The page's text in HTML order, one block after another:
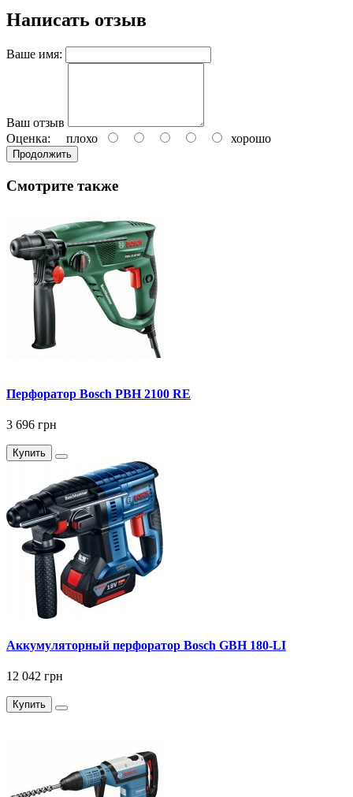
Написать отзыв
Ваше имя:
Ваш отзыв
Оценка: плохо хорошо
Продолжить
Смотрите также
Перфоратор Bosch PBH 2100 RE
3 696 грн
Купить
Аккумуляторный перфоратор Bosch GBH 180-LI
12 042 грн
Купить